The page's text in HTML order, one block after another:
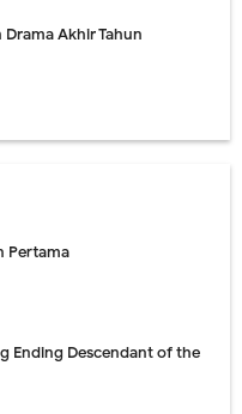
Drama Akhir Tahun
Pertama
Ending Descendant of the